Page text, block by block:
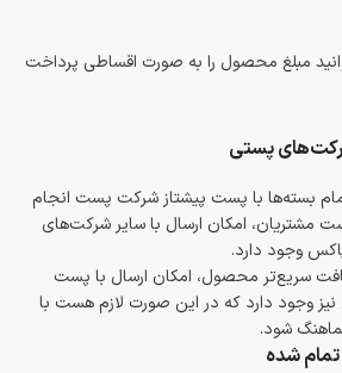
مبلغ محصول را به صورت اقساطی پرداخت
پستی
بسته‌ها با پست پیشتاز شرکت پست انجام
مشتریان، امکان ارسال با سایر شرکت‌های
وجود دارد.
سریع‌تر محصول، امکان ارسال با پست
نیز وجود دارد که در این صورت لازم هست با
شود.
شده